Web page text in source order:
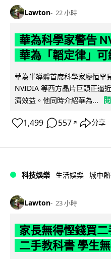
Lawton 22 小時
華為科學家警告
華為「韜定律」
華為半導體首席科學家廖恒罕
NVIDIA 等西方晶片巨頭正逼
濟效益。他同時介紹華為...
1,499 557 ↗ 分享
科技娛樂 生活娛樂 城中
Lawton 23 小時
家長無得慳錢買
二手教科書 學生